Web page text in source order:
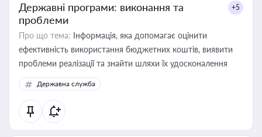
Державні програми: виконання та
проблеми
+5
Про що тема: Інформація, яка допомагає оцінити
ефективність використання бюджетних коштів, виявити
проблеми реалізації та знайти шляхи їх удосконалення
Державна служба